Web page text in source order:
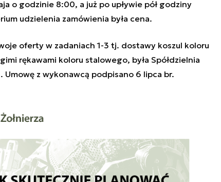
o godzinie 8:00, a już po upływie pół godziny
udzielenia zamówienia była cena.
oferty w zadaniach 1-3 tj. dostawy koszul koloru
rękawami koloru stalowego, była Spółdzielnia
Umowę z wykonawcą podpisano 6 lipca br.